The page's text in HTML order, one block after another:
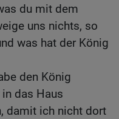
du mit dem
uns nichts, so
was hat der König
den König
das Haus
damit ich nicht dort